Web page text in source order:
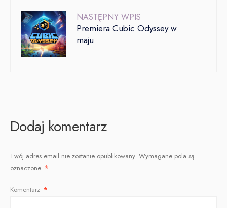
NASTĘPNY WPIS
Premiera Cubic Odyssey w
maju
Dodaj komentarz
Twój adres email nie zostanie opublikowany. Wymagane pola są
oznaczone *
Komentarz *